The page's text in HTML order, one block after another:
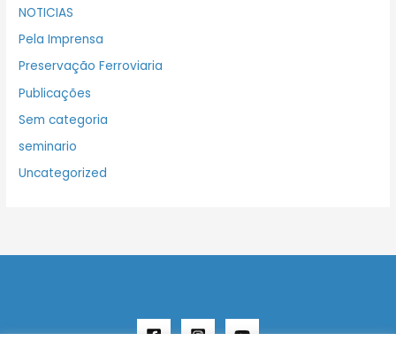
NOTICIAS
Pela Imprensa
Preservação Ferroviaria
Publicações
Sem categoria
seminario
Uncategorized